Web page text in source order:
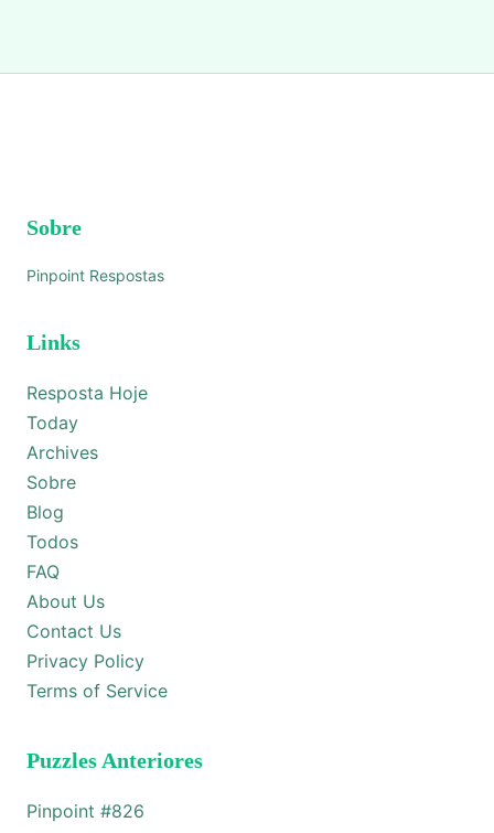
Sobre
Pinpoint Respostas
Links
Resposta Hoje
Today
Archives
Sobre
Blog
Todos
FAQ
About Us
Contact Us
Privacy Policy
Terms of Service
Puzzles Anteriores
Pinpoint #826